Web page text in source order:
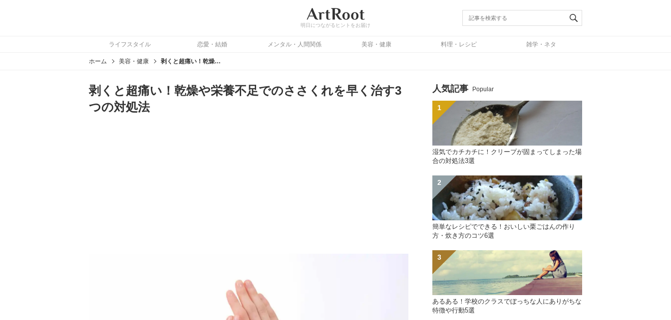
明日につながるヒントをお届け
ライフスタイル 恋愛・結婚 メンタル・人間関係 美容・健康 料理・レシピ 雑学・ネタ
ホーム 美容・健康 剥くと超痛い！乾燥や栄養不足でのささくれを早く治す3つの対処法
剥くと超痛い！乾燥や栄養不足でのささくれを早く治す3
つの対処法
人気記事 Popular
湿気でカチカチに！クリープが固まってしまった場
合の対処法3選
簡単なレシピでできる！おいしい栗ごはんの作り
方・炊き方のコツ6選
あるある！学校のクラスでぼっちな人にありがちな
特徴や行動5選